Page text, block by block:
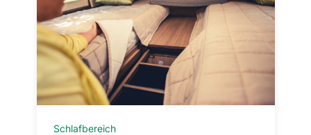
Schlafbereich